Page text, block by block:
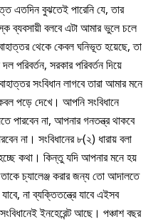
এতদিন বুঝতেই পারেনি যে, তার
ব্যবসায়ী বলবে এটা আমার ভুলে চলে
থেকে কেবল ঘনিভূত হয়েছে, তা
পরিবর্তন, সরকার পরিবর্তন দিয়ে
সংবিধান লাগবে তারা আমার মনে
পড়ে দেখে। আপনি সংবিধানে
না, আপনার গনতন্ত্র থাকবে
না। সংবিধানের ৮(২) ধারায় বলা
কথা। কিন্তু যদি আপনার মনে হয়
চ্যালেঞ্জ করার জন্য তো আদালতে
না ব্যক্তিতন্ত্রে যাবে এইসব
ইনহেরেন্ট আছে। পঞ্চাশ বছর